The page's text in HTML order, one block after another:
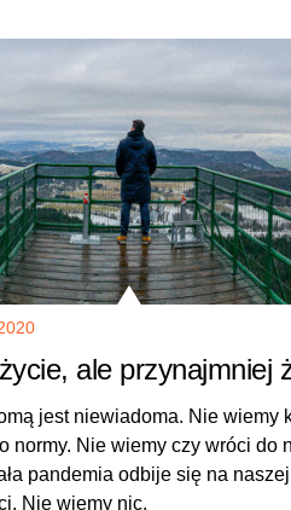
ale przynajmniej
jest niewiadoma. Nie wiemy
normy. Nie wiemy czy wróci do
pandemia odbije się na naszej
Nie wiemy nic.